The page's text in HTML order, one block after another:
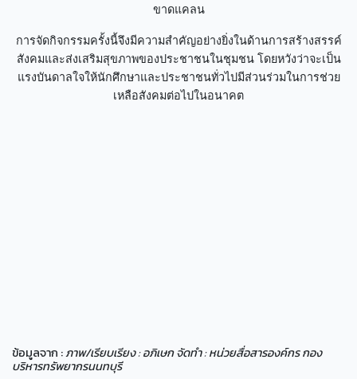
ขาดแคลน
การจัดกิจกรรมครั้งนี้จึงมีความสำคัญอย่างยิ่งในด้านการสร้างสรรค์
สังคมและส่งเสริมสุขภาพของประชาชนในชุมชน โดยหวังว่าจะเป็น
แรงบันดาลใจให้นักศึกษาและประชาชนทั่วไปมีส่วนร่วมในการช่วย
เหลือสังคมต่อไปในอนาคต
ข้อมูลจาก :ภาพ/เรียบเรียง : อภิเษก จัดทำ : หน่วยสื่อสารองค์กร กอง
บริหารทรัพยากรนนทบุรี